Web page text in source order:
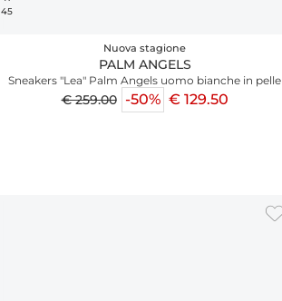
45
Nuova stagione
PALM ANGELS
Sneakers "Lea" Palm Angels uomo bianche in pelle
€ 259.00 -50% € 129.50